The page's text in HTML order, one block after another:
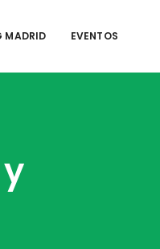
MADRID EVENTOS